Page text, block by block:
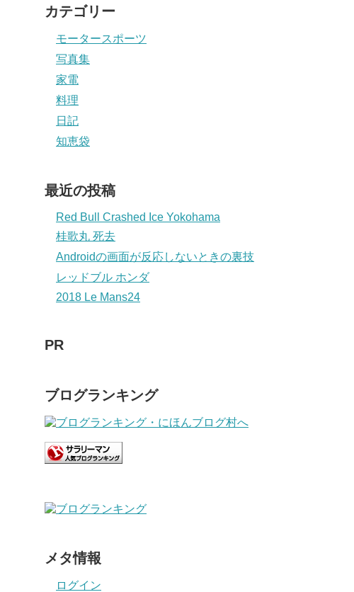
カテゴリー
モータースポーツ
写真集
家電
料理
日記
知恵袋
最近の投稿
Red Bull Crashed Ice Yokohama
桂歌丸 死去
Androidの画面が反応しないときの裏技
レッドブル ホンダ
2018 Le Mans24
PR
ブログランキング
メタ情報
ログイン